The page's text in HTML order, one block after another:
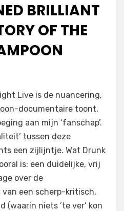
BRILLIANT
OF THE
Live is de nuancering,
documentaire toont,
aan mijn ‘fanschap’.
tussen deze
een zijlijntje. Wat Drunk
is: een duidelijke, vrij
over de
een scherp-kritisch,
(waarin niets ’te ver’ kon